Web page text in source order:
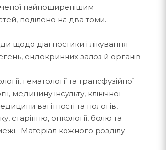
найпоширенішим
поділено на два томи.
щодо діагностики і лікування
ендокринних залоз й органів
гематології та трансфузійної
медицину інсульту, клінічної
вагітності та пологів,
старінню, онкології, болю та
Матеріал кожного розділу